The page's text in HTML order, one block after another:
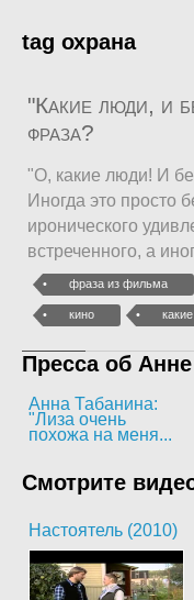
tag охрана
"Какие люди, и
фраза?
"О, какие люди! И
Иногда это просто
иронического
встреченного, а
фраза из фильма
кино
Пресса об
Анна Табанина:
"Лиза очень
похожа на меня...
Смотрите
Настоятель (2010)